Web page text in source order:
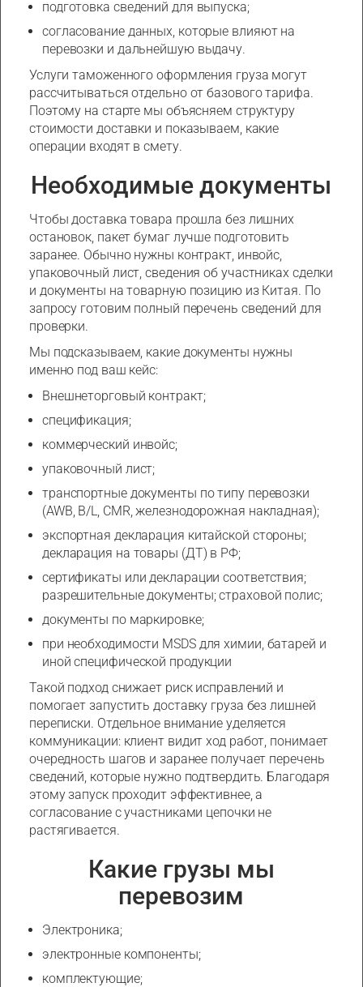
подготовка сведений для выпуска;
согласование данных, которые влияют на
перевозки и дальнейшую выдачу.
Услуги таможенного оформления груза могут
рассчитываться отдельно от базового тарифа.
Поэтому на старте мы объясняем структуру
стоимости доставки и показываем, какие
операции входят в смету.
Необходимые документы
Чтобы доставка товара прошла без лишних
остановок, пакет бумаг лучше подготовить
заранее. Обычно нужны контракт, инвойс,
упаковочный лист, сведения об участниках сделки
и документы на товарную позицию из Китая. По
запросу готовим полный перечень сведений для
проверки.
Мы подсказываем, какие документы нужны
именно под ваш кейс:
Внешнеторговый контракт;
спецификация;
коммерческий инвойс;
упаковочный лист;
транспортные документы по типу перевозки
(AWB, B/L, CMR, железнодорожная накладная);
экспортная декларация китайской стороны;
декларация на товары (ДТ) в РФ;
сертификаты или декларации соответствия;
разрешительные документы; страховой полис;
документы по маркировке;
при необходимости MSDS для химии, батарей и
иной специфической продукции
Такой подход снижает риск исправлений и
помогает запустить доставку груза без лишней
переписки. Отдельное внимание уделяется
коммуникации: клиент видит ход работ, понимает
очередность шагов и заранее получает перечень
сведений, которые нужно подтвердить. Благодаря
этому запуск проходит эффективнее, а
согласование с участниками цепочки не
растягивается.
Какие грузы мы
перевозим
Электроника;
электронные компоненты;
комплектующие;